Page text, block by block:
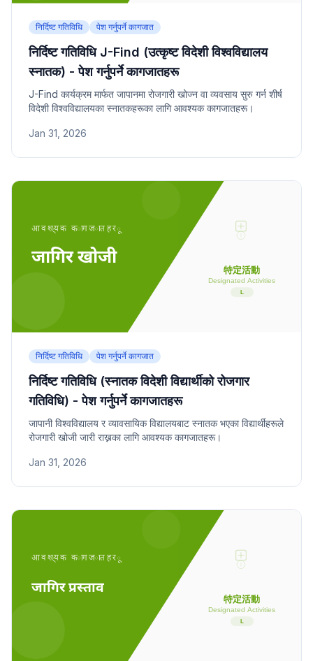
निर्दिष्ट गतिविधि पेश गर्नुपर्ने कागजात
निर्दिष्ट गतिविधि J-Find (उत्कृष्ट विदेशी विश्वविद्यालय
स्नातक) - पेश गर्नुपर्ने कागजातहरू
J-Find कार्यक्रम मार्फत जापानमा रोजगारी खोज्न वा व्यवसाय सुरु गर्न शीर्ष
विदेशी विश्वविद्यालयका स्नातकहरूका लागि आवश्यक कागजातहरू।
Jan 31, 2026
निर्दिष्ट गतिविधि पेश गर्नुपर्ने कागजात
निर्दिष्ट गतिविधि (स्नातक विदेशी विद्यार्थीको रोजगार
गतिविधि) - पेश गर्नुपर्ने कागजातहरू
जापानी विश्वविद्यालय र व्यावसायिक विद्यालयबाट स्नातक भएका विद्यार्थीहरूले
रोजगारी खोजी जारी राख्नका लागि आवश्यक कागजातहरू।
Jan 31, 2026